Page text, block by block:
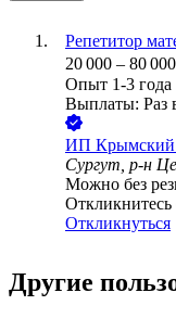
Репетитор
20 000 – 80 000
Опыт 1-3 года
Выплаты: Раз
ИП Крымский
Сургут, р-н
Можно без
Откликнуться
Другие